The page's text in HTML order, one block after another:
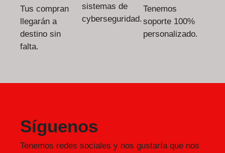
Tus compran
llegarán a
destino sin
falta.
sistemas de
cyberseguridad.
Tenemos
soporte 100%
personalizado.
Síguenos
Tenemos redes sociales y nos gustaría que nos